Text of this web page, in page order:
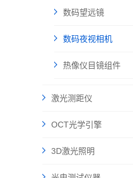
数码望远镜
数码夜视相机
热像仪目镜组件
激光测距仪
OCT光学引擎
3D激光照明